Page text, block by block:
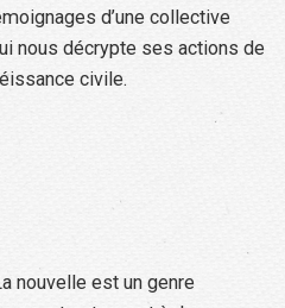
d’une collective
nous décrypte ses actions de
civile.
nouvelle est un genre